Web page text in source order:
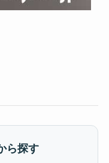
ら探す